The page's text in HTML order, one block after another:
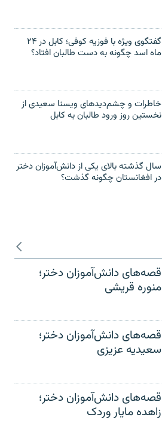
گفتگوی ویژه با فوزیه کوفی؛ کابل در ۲۴
ماه اسد چگونه به دست طالبان افتاد؟
خاطرات و چشم‌دید‌های ویسنا سعیدی از
نخستین روز ورود طالبان به کابل
سال گذشته بالای یکی از دانش‌آموزان دختر
در افغانستان چگونه گذشت؟
قصه‌های دانش‌آموزان دختر؛
منوره قریشی
قصه‌های دانش‌آموزان دختر؛
سعیدیه عزیزی
قصه‌های دانش‌آموزان دختر؛
زاهده مایار وردک